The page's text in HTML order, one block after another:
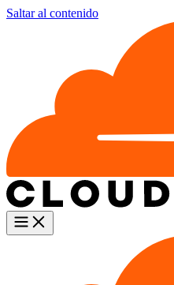
Saltar al contenido